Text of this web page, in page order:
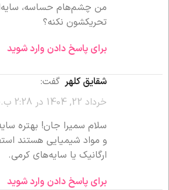
من چشم‌هام حساسه،
تحریکشون نکنه؟
برای پاسخ دادن وارد شوید
شقایق کلهر گفت:
خرداد 22, 1404 در 2:28 ب.ظ
سلام سمیرا جان! بهتره
و مواد شیمیایی هستند
ارگانیک یا سایه‌های کرمی.
برای پاسخ دادن وارد شوید